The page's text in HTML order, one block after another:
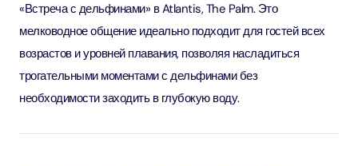
«Встреча с дельфинами» в Atlantis, The Palm. Это
мелководное общение идеально подходит для гостей всех
возрастов и уровней плавания, позволяя насладиться
трогательными моментами с дельфинами без
необходимости заходить в глубокую воду.